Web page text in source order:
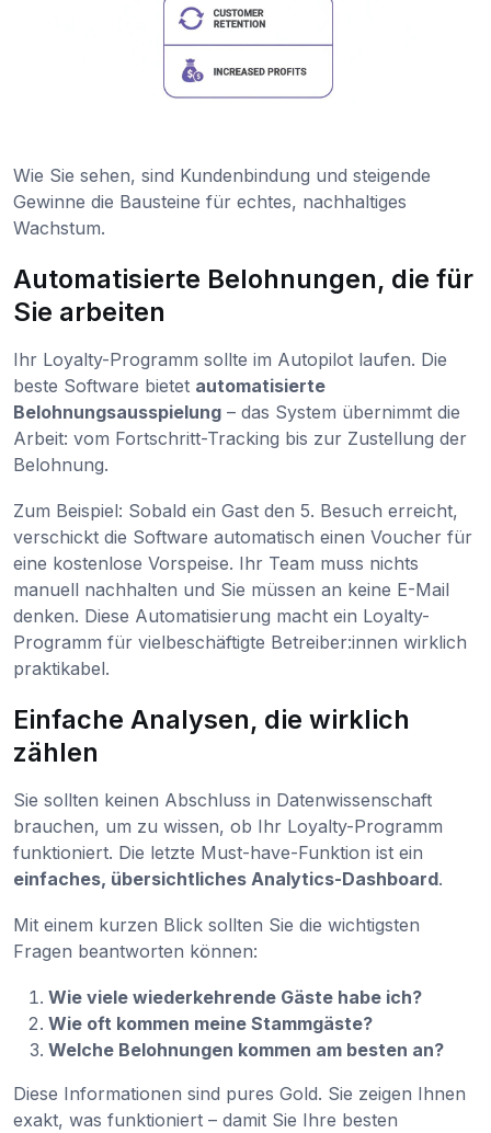
Wie Sie sehen, sind Kundenbindung und steigende
Gewinne die Bausteine für echtes, nachhaltiges
Wachstum.
Automatisierte Belohnungen, die für
Sie arbeiten
Ihr Loyalty-Programm sollte im Autopilot laufen. Die
beste Software bietet automatisierte
Belohnungsausspielung – das System übernimmt die
Arbeit: vom Fortschritt-Tracking bis zur Zustellung der
Belohnung.
Zum Beispiel: Sobald ein Gast den 5. Besuch erreicht,
verschickt die Software automatisch einen Voucher für
eine kostenlose Vorspeise. Ihr Team muss nichts
manuell nachhalten und Sie müssen an keine E-Mail
denken. Diese Automatisierung macht ein Loyalty-
Programm für vielbeschäftigte Betreiber:innen wirklich
praktikabel.
Einfache Analysen, die wirklich
zählen
Sie sollten keinen Abschluss in Datenwissenschaft
brauchen, um zu wissen, ob Ihr Loyalty-Programm
funktioniert. Die letzte Must-have-Funktion ist ein
einfaches, übersichtliches Analytics-Dashboard.
Mit einem kurzen Blick sollten Sie die wichtigsten
Fragen beantworten können:
Wie viele wiederkehrende Gäste habe ich?
Wie oft kommen meine Stammgäste?
Welche Belohnungen kommen am besten an?
Diese Informationen sind pures Gold. Sie zeigen Ihnen
exakt, was funktioniert – damit Sie Ihre besten